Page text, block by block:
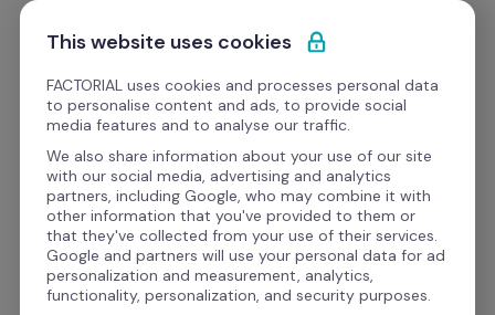
Ir al contenido
Empieza gratis
Formato
Reclutamiento y Selección
Plantilla de reclutamiento
de personal excel gratis
This website uses cookies
FACTORIAL uses cookies and processes personal data
to personalise content and ads, to provide social
media features and to analyse our traffic.
We also share information about your use of our site
with our social media, advertising and analytics
partners, including Google, who may combine it with
other information that you've provided to them or
that they've collected from your use of their services.
Google and partners will use your personal data for ad
personalization and measurement, analytics,
functionality, personalization, and security purposes.